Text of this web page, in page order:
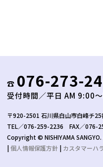
☎︎ 076-273-
受付時間／平日 AM 9:00
〒920-2501 石川県白山市白峰チ25
TEL／076-259-2236 FAX／076-
Copyright © NISHIYAMA
|個人情報保護方針 | カスタマーハ